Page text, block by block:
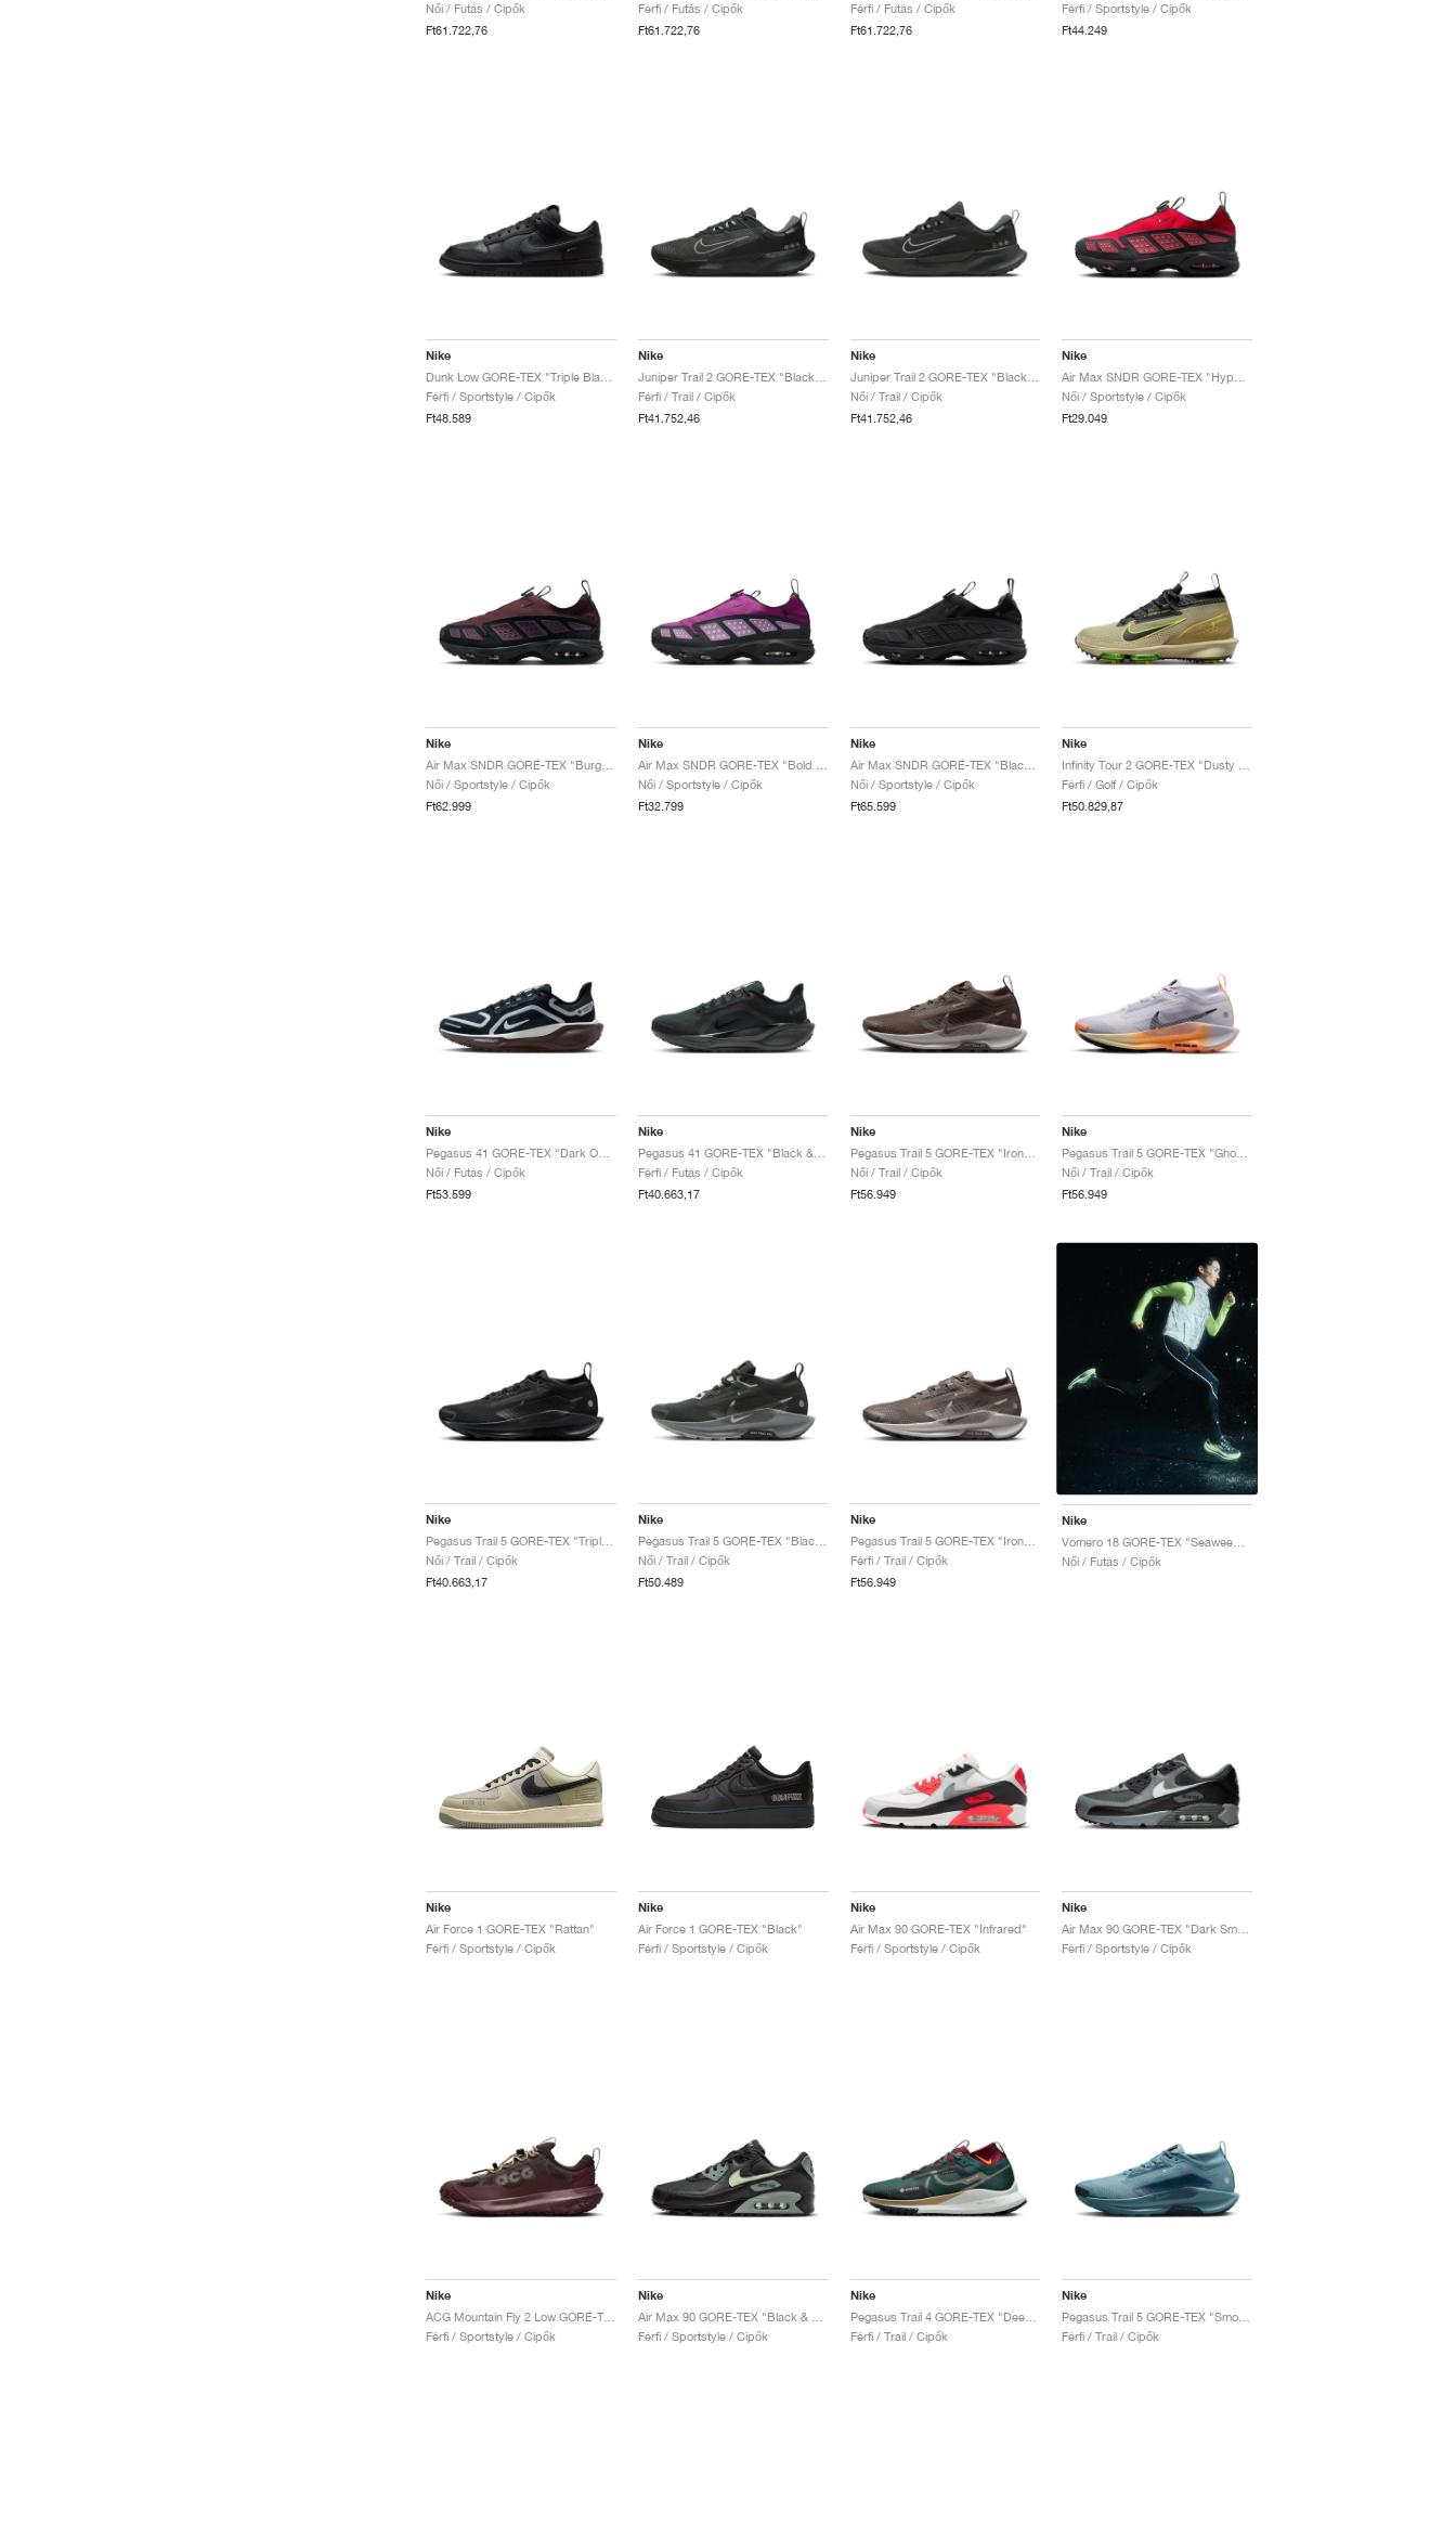
Női / Futás / Cipők
Ft61.722,76
Férfi / Futás / Cipők
Ft61.722,76
Férfi / Futás / Cipők
Ft61.722,76
Férfi / Sportstyle / Cipők
Ft44.249
Nike
Férfi / Sportstyle / Cipők
Ft48.589
Nike
Férfi / Trail / Cipők
Ft41.752,46
Nike
Női / Trail / Cipők
Ft41.752,46
Nike
Női / Sportstyle / Cipők
Ft29.049
Nike
Női / Sportstyle / Cipők
Ft62.999
Nike
Női / Sportstyle / Cipők
Ft32.799
Nike
Air Max SNDR GORE-TEX "Black & Dark Smoke Grey"
Női / Sportstyle / Cipők
Ft65.599
Nike
Férfi / Golf / Cipők
Ft50.829,87
Nike
Női / Futás / Cipők
Ft53.599
Nike
Férfi / Futás / Cipők
Ft40.663,17
Nike
Pegasus Trail 5 GORE-TEX "Ironstone & Velvet Brown"
Női / Trail / Cipők
Ft56.949
Nike
Női / Trail / Cipők
Ft56.949
Nike
Női / Trail / Cipők
Ft40.663,17
Nike
Pegasus Trail 5 GORE-TEX "Black & Cool Grey"
Női / Trail / Cipők
Ft50.489
Nike
Pegasus Trail 5 GORE-TEX "Ironstone & College Grey"
Férfi / Trail / Cipők
Ft56.949
Nike
Női / Futás / Cipők
Nike
Air Force 1 GORE-TEX "Rattan"
Férfi / Sportstyle / Cipők
Nike
Air Force 1 GORE-TEX "Black"
Férfi / Sportstyle / Cipők
Nike
Air Max 90 GORE-TEX "Infrared"
Férfi / Sportstyle / Cipők
Nike
Férfi / Sportstyle / Cipők
Nike
ACG Mountain Fly 2 Low GORE-TEX "Velvet Brown"
Férfi / Sportstyle / Cipők
Nike
Férfi / Sportstyle / Cipők
Nike
Pegasus Trail 4 GORE-TEX "Deep Jungle & Deep Maroon"
Férfi / Trail / Cipők
Nike
Férfi / Trail / Cipők